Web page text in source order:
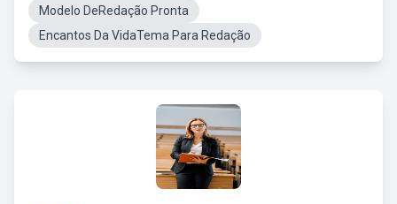
Modelo DeRedação Pronta
Encantos Da VidaTema Para Redação